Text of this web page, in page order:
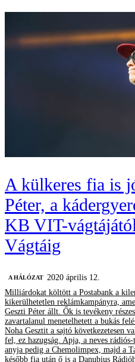
A külkeres fia is
Péter, a
KB VIT-
Vágtáig
A HÁLÓZAT 2020 április 12.
Milliárdokat költött a Postabank a
kikerülhetetlen reklámkampányra,
Geszti Péter állt. Ők is tevékeny
zavartalanul menetelhetett a bukás
Noha Gesztit a sajtó következetesen
fel, ez hazugság. Apja, a neves
anyja pedig a Chemolimpex, majd a
később fia után ő is a Danubius